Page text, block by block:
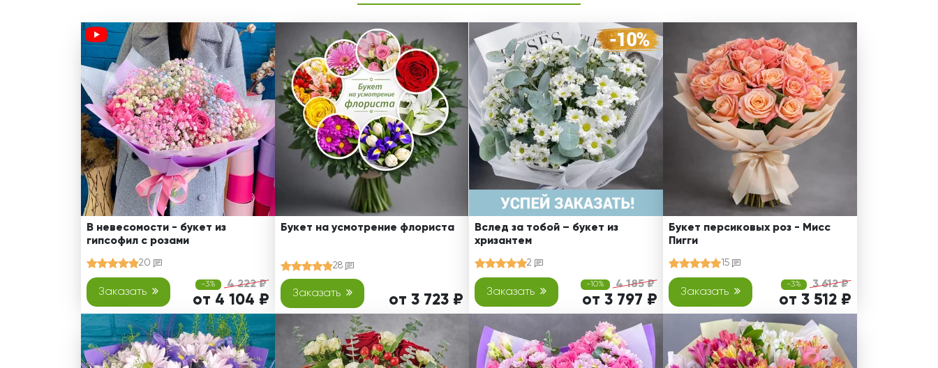
В невесомости - букет из
гипсофил с розами
20
Заказать
-3% 4 222 ₽
от 4 104 ₽
Букет на усмотрение флориста
28
Заказать от 3 723 ₽
Вслед за тобой – букет из
хризантем
2
Заказать
-10% 4 185 ₽
от 3 797 ₽
Букет персиковых роз - Мисс
Пигги
15
Заказать
-3% 3 612 ₽
от 3 512 ₽